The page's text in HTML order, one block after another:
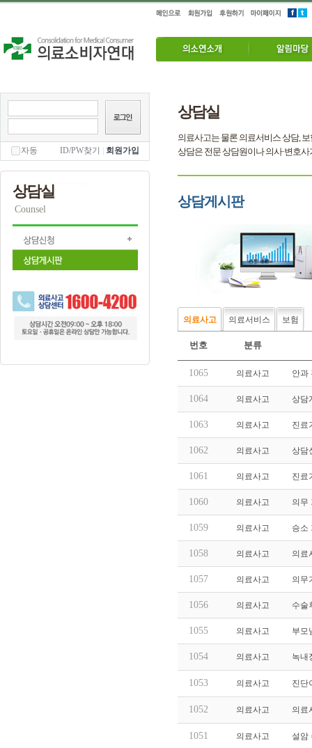
자동 ID/PW찾기 회원가입
상담실
Counsel
상담실
의료사고는 물론 의료서비스 상담,
상담은 전문 상담원이나 의사·변호
상담게시판
의료사고 의료서비스 보험
번호 분류
1065 의료사고 안과
1064 의료사고 상담
1063 의료사고 진료
1062 의료사고 상담
1061 의료사고 진료
1060 의료사고 의무
1059 의료사고 승소
1058 의료사고 의료
1057 의료사고 의무
1056 의료사고 수술
1055 의료사고 부모
1054 의료사고 녹내
1053 의료사고 진단
1052 의료사고 의료
1051 의료사고 설암